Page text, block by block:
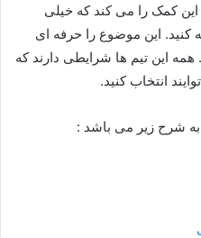
شما این کمک را می کند که خیلی
کنید. این موضوع را حرفه ای
این تیم ها شرایطی دارند که
انتخاب کنید.
به شرح زیر می باشد :